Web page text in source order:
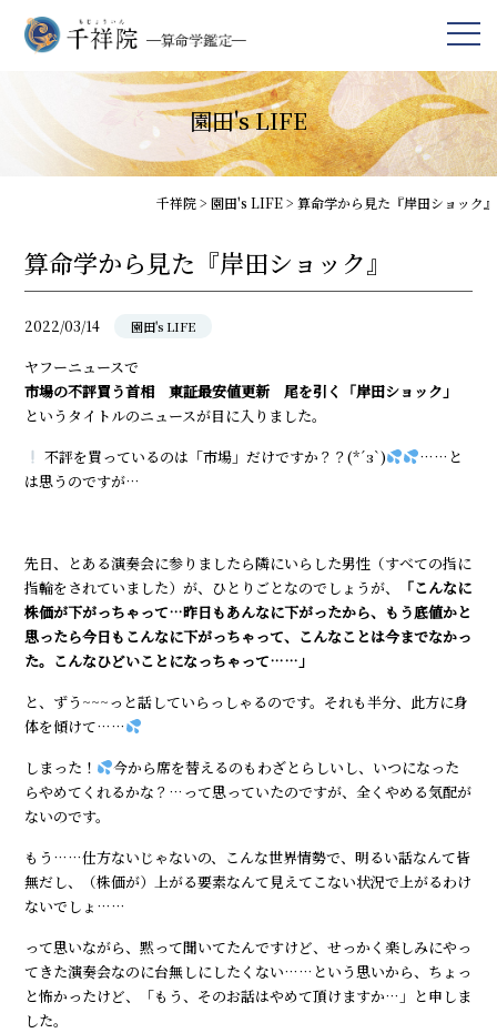
園田's LIFE
千祥院> 園田's LIFE> 算命学から見た『岸田ショック』
算命学から見た『岸田ショック』
2022/03/14 園田's LIFE
ヤフーニュースで
市場の不評買う首相 東証最安値更新 尾を引く「岸田ショック」
というタイトルのニュースが目に入りました。
不評を買っているのは「市場」だけですか？？(*´з`)
……と
は思うのですが…
先日、とある演奏会に参りましたら隣にいらした男性（すべての指に
指輪をされていました）が、ひとりごとなのでしょうが、
「こんなに
株価が下がっちゃって…昨日もあんなに下がったから、もう底値かと
思ったら今日もこんなに下がっちゃって、こんなことは今までなかっ
た。こんなひどいことになっちゃって……」
と、ずう~~~っと話していらっしゃるのです。それも半分、此方に身
体を傾けて……
しまった！
今から席を替えるのもわざとらしいし、いつになった
らやめてくれるかな？…って思っていたのですが、全くやめる気配が
ないのです。
もう……仕方ないじゃないの、こんな世界情勢で、明るい話なんて皆
無だし、（株価が）上がる要素なんて見えてこない状況で上がるわけ
ないでしょ……
って思いながら、黙って聞いてたんですけど、せっかく楽しみにやっ
てきた演奏会なのに台無しにしたくない……という思いから、ちょっ
と怖かったけど、「もう、そのお話はやめて頂けますか…」と申しま
した。